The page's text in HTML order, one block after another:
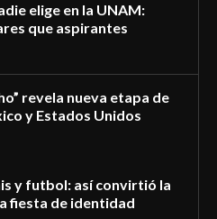
elige en la UNAM:
que aspirantes
revela nueva etapa de
y Estados Unidos
y futbol: así convirtió la
fiesta de identidad